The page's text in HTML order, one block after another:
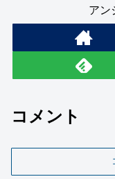
アン
コメント